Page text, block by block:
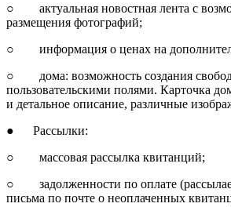
○ актуальная новостная лента с
размещения фотографий;
○ информация о ценах на
○ дома: возможность создания
пользовательскими полями. Карточка
и детальное описание, различные
● Рассылки:
○ массовая рассылка квитанций;
○ задолженности по оплате
письма по почте о неоплаченных